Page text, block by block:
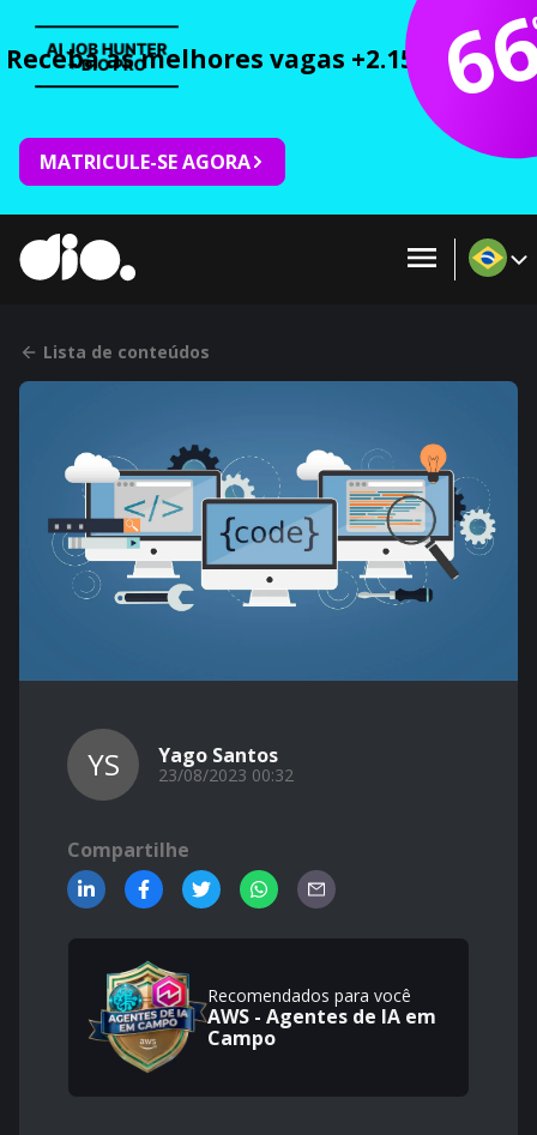
Receba as melhores vagas +2.150 cursos
MATRICULE-SE AGORA
Lista de conteúdos
YS Yago Santos
23/08/2023 00:32
Compartilhe
Recomendados para você
AWS - Agentes de IA em
Campo